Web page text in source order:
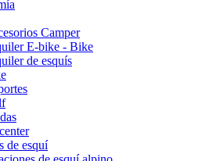
Camper
E-bike - Bike
de esquís
de esquí